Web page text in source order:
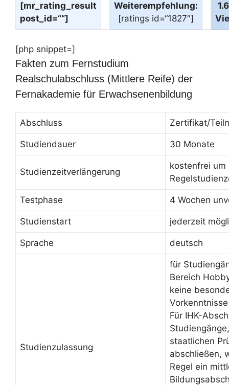
[mr_rating_result
post_id=““]
Weiterempfehlung:
[ratings id=“1827″]
[php snippet=]
Fakten zum Fernstudium
Realschulabschluss (Mittlere Reife) der
Fernakademie für Erwachsenenbildung
Abschluss Zertifikat/
Studiendauer 30 Monate
Studienzeitverlängerung
kostenfrei um
Testphase 4 Wochen
Studienstart jederzeit
Sprache deutsch
Studienzulassung
für
Bereich
keine
Für IHK-
staatlichen
abschließen,
Regel ein